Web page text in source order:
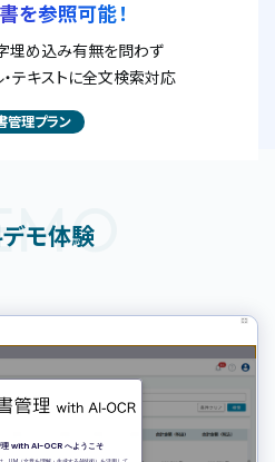
を参照可能！
埋め込み有無を問わず
・テキストに全文検索対応
管理プラン
モ体験